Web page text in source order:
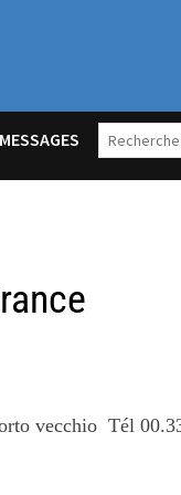
vecchio Tél